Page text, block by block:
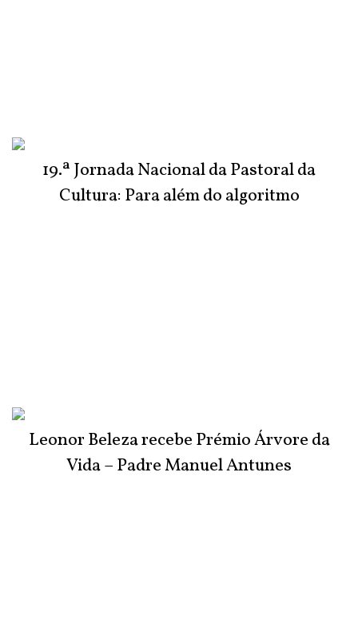
19.ª Jornada Nacional da Pastoral da
Cultura: Para além do algoritmo
Leonor Beleza recebe Prémio Árvore da
Vida – Padre Manuel Antunes